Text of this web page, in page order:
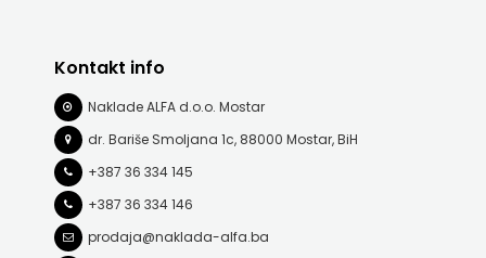
NAKLADA
OCEANMORE
Naklada
Rocky
NAKLADA
Kontakt info
Naklade ALFA d.o.o. Mostar
dr. Bariše Smoljana 1c, 88000 Mostar, BiH
+387 36 334 145
+387 36 334 146
prodaja@naklada-alfa.ba